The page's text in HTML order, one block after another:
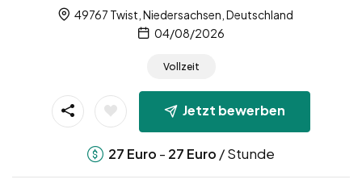
49767 Twist, Niedersachsen, Deutschland
04/08/2026
Vollzeit
Jetzt bewerben
27 Euro - 27 Euro / Stunde